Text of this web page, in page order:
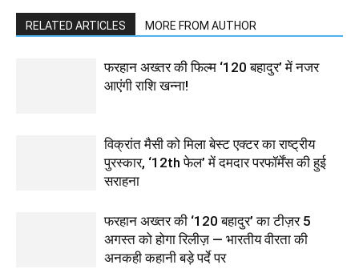
RELATED ARTICLES MORE FROM AUTHOR
फरहान अख्तर की फिल्म ‘120 बहादुर’ में नजर
आएंगी राशि खन्ना!
विक्रांत मैसी को मिला बेस्ट एक्टर का राष्ट्रीय
पुरस्कार, ‘12th फेल’ में दमदार परफॉर्मेंस की हुई
सराहना
फरहान अख्तर की ‘120 बहादुर’ का टीज़र 5
अगस्त को होगा रिलीज़ — भारतीय वीरता की
अनकही कहानी बड़े पर्दे पर